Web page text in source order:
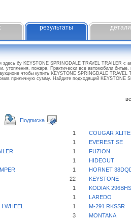
результаты детали
здесь бу KEYSTONE SPRINGDALE TRAVEL TRAILER
утопления, пожара. Практически все автомобили
чтобы купить KEYSTONE SPRINGDALE
приличную сумму. Найдите подходящий KEYSTONE
Подписка
1
COUGAR
1
EVEREST SE
1
FUZION
1
HIDEOUT
1
HORNET
22
KEYSTONE
1
KODIAK
1
LAREDO
WHEEL
1
M-291 RKSSR
3
MONTANA